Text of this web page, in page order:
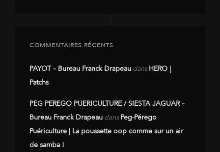
COMMENTAIRES RÉCENTS
PAYOT – Bureau Franck Drapeau dansHERO |
Patchs
PEG PEREGO PUERICULTURE / SIESTA JAGUAR –
Bureau Franck Drapeau dansPeg-Pérego
Puériculture | La poussette oop comme sur un air
de samba !